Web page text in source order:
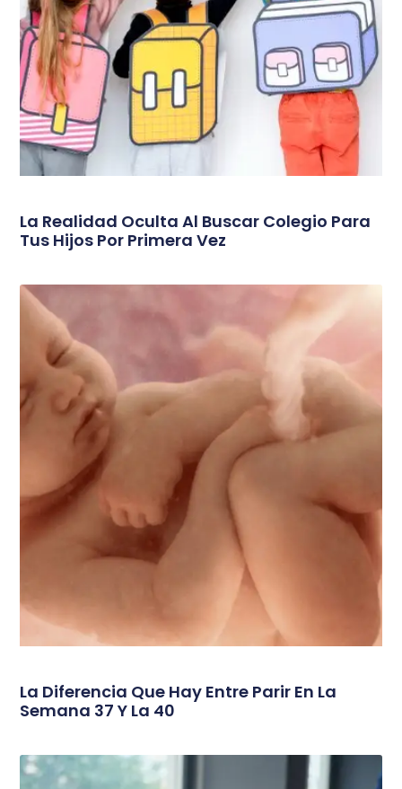
La Realidad Oculta Al Buscar Colegio Para
Tus Hijos Por Primera Vez
La Diferencia Que Hay Entre Parir En La
Semana 37 Y La 40